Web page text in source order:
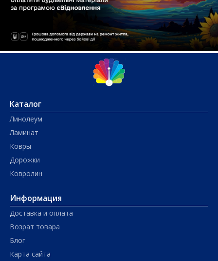
Каталог
Линолеум
Ламинат
Ковры
Дорожки
Ковролин
Информация
Доставка и оплата
Возрат товара
Блог
Карта сайта